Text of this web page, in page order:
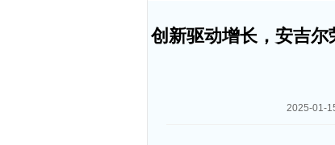
创新驱动增长，安吉
2025-01-